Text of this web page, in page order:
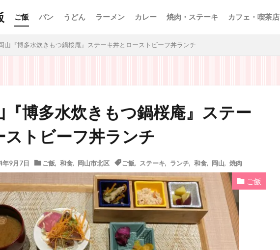
ご飯 パン うどん ラーメン カレー 焼肉・ステーキ カフェ・喫茶店
山『博多水炊きもつ鍋桜庵』ステーキ丼とローストビーフ丼ランチ
『博多水炊きもつ鍋桜庵』ステー
ストビーフ丼ランチ
年9月7日 ご飯 和食, 岡山市北区 ご飯 ステーキ ランチ 和食 岡山 焼肉
ご飯